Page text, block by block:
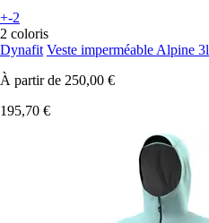
+-2
2 coloris
Dynafit Veste imperméable Alpine 3l
À partir de 250,00 €
195,70 €